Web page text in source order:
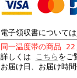
電子領収書については
同一温度帯の商品
詳しくは こちら をご
お届け日、お届け時